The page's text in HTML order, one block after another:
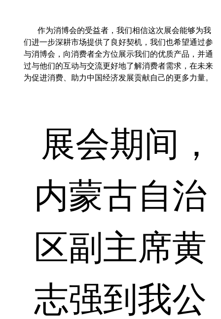
作为消博会的受益者，我们相信这次展会能够为我
们进一步深耕市场提供了良好契机，我们也希望通过参
与消博会，向消费者全方位展示我们的优质产品，并通
过与他们的互动与交流更好地了解消费者需求，在未来
为促进消费、助力中国经济发展贡献自己的更多力量。
展会期间，
内蒙古自治
区副主席黄
志强到我公